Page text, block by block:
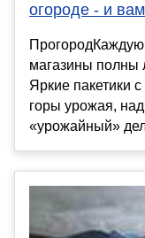
огороде - и
магазины полны
Яркие пакетики
горы урожая,
«урожайный»